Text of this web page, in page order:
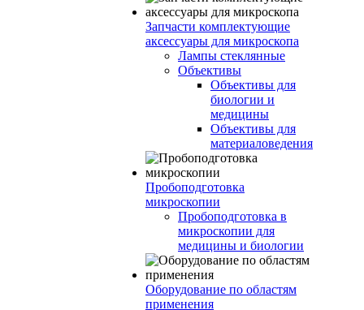
Запчасти комплектующие
аксессуары для микроскопа
Лампы стеклянные
Объективы
Объективы для
биологии и
медицины
Объективы для
материаловедения
Пробоподготовка
микроскопии
Пробоподготовка в
микроскопии для
медицины и биологии
Оборудование по областям
применения